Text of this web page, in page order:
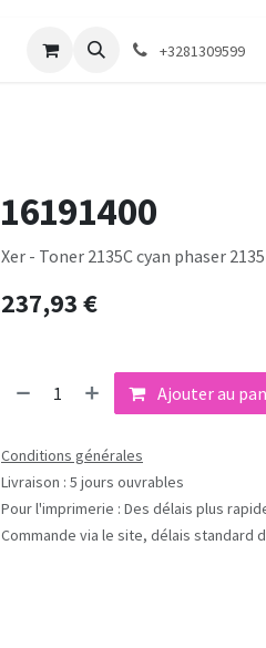
+3281309599
16191400
Xer - Toner 2135C cyan phaser
237,93€
Ajouter au
Conditions générales
Livraison : 5 jours ouvrables
Pour l'imprimerie : Des délais plus
Commande via le site, délais standard